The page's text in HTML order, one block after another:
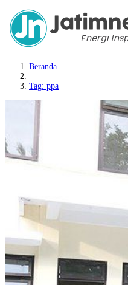
Beranda
Tag: ppa